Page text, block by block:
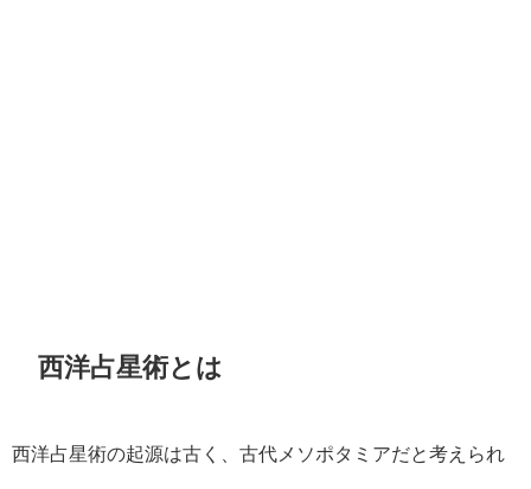
西洋占星術とは
西洋占星術の起源は古く、古代メソポタミアだと考えられ